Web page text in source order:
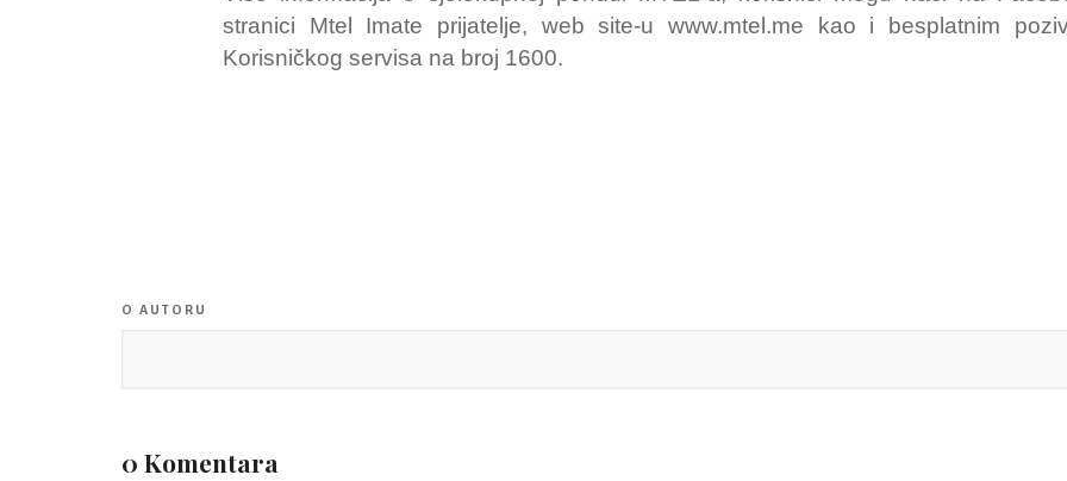
stranici Mtel Imate prijatelje, web site-u www.mtel.me kao i besplatnim
Korisničkog servisa na broj 1600.
O AUTORU
0 Komentara